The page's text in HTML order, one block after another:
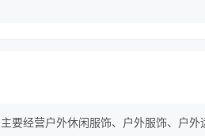
主要经营户外休闲服饰、户外服饰、户外